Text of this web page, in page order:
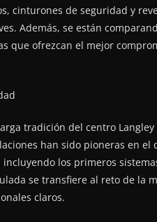
cinturones de seguridad y
Además, se están
que ofrezcan el mejor
tradición del centro
han sido pioneras en
los primeros
se transfiere al reto de la
claros.